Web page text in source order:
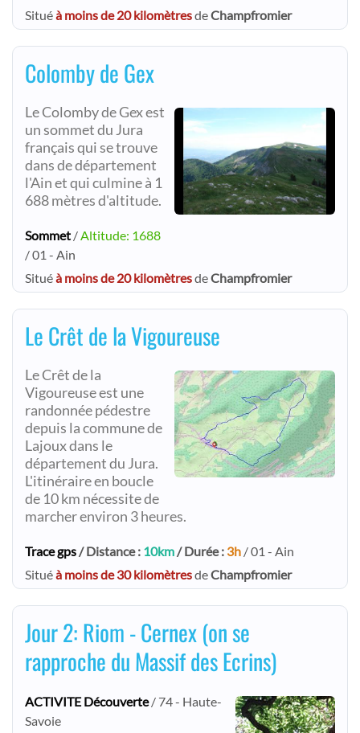
Situéà moins de 20 kilomètresdeChampfromier
Colomby de Gex
Le Colomby de Gex est
un sommet du Jura
français qui se trouve
dans de département
l'Ain et qui culmine à 1
688 mètres d'altitude.
Sommet /Altitude: 1688
/ 01 - Ain
Situéà moins de 20 kilomètresdeChampfromier
Le Crêt de la Vigoureuse
Le Crêt de la
Vigoureuse est une
randonnée pédestre
depuis la commune de
Lajoux dans le
département du Jura.
L'itinéraire en boucle
de 10 km nécessite de
marcher environ 3 heures.
Trace gps/ Distance : 10km/ Durée : 3h / 01 - Ain
Situéà moins de 30 kilomètresdeChampfromier
Jour 2: Riom - Cernex (on se
rapproche du Massif des Ecrins)
ACTIVITE Découverte/ 74 - Haute-
Savoie